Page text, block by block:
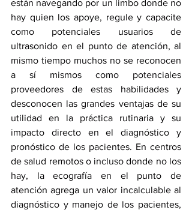
están navegando por un limbo donde no
hay quien los apoye, regule y capacite
como potenciales usuarios de
ultrasonido en el punto de atención, al
mismo tiempo muchos no se reconocen
a sí mismos como potenciales
proveedores de estas habilidades y
desconocen las grandes ventajas de su
utilidad en la práctica rutinaria y su
impacto directo en el diagnóstico y
pronóstico de los pacientes. En centros
de salud remotos o incluso donde no los
hay, la ecografía en el punto de
atención agrega un valor incalculable al
diagnóstico y manejo de los pacientes,